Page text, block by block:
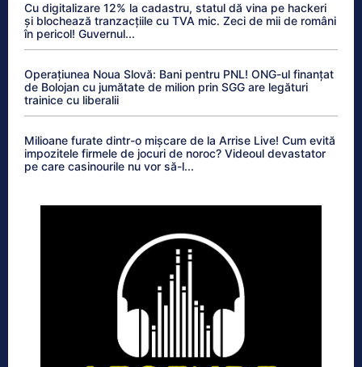
Cu digitalizare 12% la cadastru, statul dă vina pe hackeri
și blochează tranzacțiile cu TVA mic. Zeci de mii de români
în pericol! Guvernul...
Operațiunea Noua Slovă: Bani pentru PNL! ONG-ul finanțat
de Bolojan cu jumătate de milion prin SGG are legături
trainice cu liberalii
Milioane furate dintr-o mișcare de la Arrise Live! Cum evită
impozitele firmele de jocuri de noroc? Videoul devastator
pe care casinourile nu vor să-l...